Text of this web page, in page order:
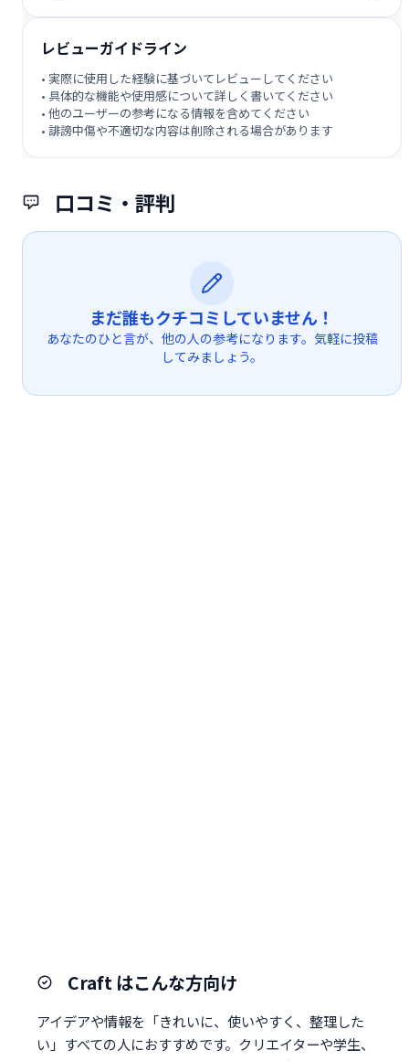
口コミ・評判
まだ誰もクチコミしていません！
あなたのひと言が、他の人の参考になります。気軽に投稿
してみましょう。
レビューガイドライン
• 実際に使用した経験に基づいてレビューしてください
• 具体的な機能や使用感について詳しく書いてください
• 他のユーザーの参考になる情報を含めてください
• 誹謗中傷や不適切な内容は削除される場合があります
Craft はこんな方向け
アイデアや情報を「きれいに、使いやすく、整理した
い」すべての人におすすめです。クリエイターや学生、